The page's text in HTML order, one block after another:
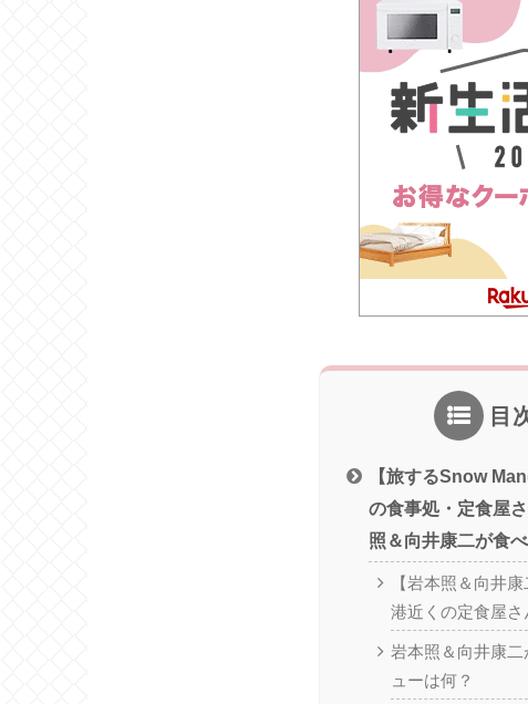
目
【旅するSnow
の食事処・定食屋
照＆向井康二が食
【岩本照＆向井
港近くの定食屋さ
岩本照＆向井康
ューは何？